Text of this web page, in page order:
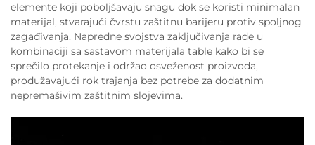
elemente koji poboljšavaju snagu dok se koristi minimalan
materijal, stvarajući čvrstu zaštitnu barijeru protiv spoljnog
zagađivanja. Napredne svojstva zaključivanja rade u
kombinaciji sa sastavom materijala table kako bi se
sprečilo protekanje i održao osveženost proizvoda,
produžavajući rok trajanja bez potrebe za dodatnim
nepremašivim zaštitnim slojevima.